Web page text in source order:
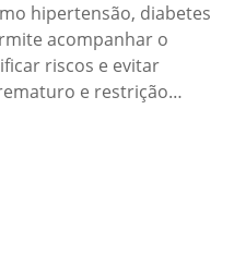
hipertensão, diabetes
acompanhar o
riscos e evitar
e restrição…